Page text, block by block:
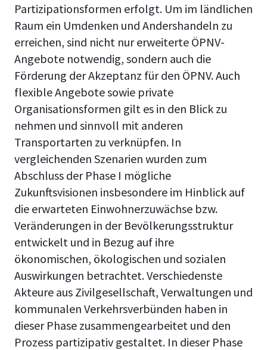
Partizipationsformen erfolgt. Um im ländlichen
Raum ein Umdenken und Andershandeln zu
erreichen, sind nicht nur erweiterte ÖPNV-
Angebote notwendig, sondern auch die
Förderung der Akzeptanz für den ÖPNV. Auch
flexible Angebote sowie private
Organisationsformen gilt es in den Blick zu
nehmen und sinnvoll mit anderen
Transportarten zu verknüpfen. In
vergleichenden Szenarien wurden zum
Abschluss der Phase I mögliche
Zukunftsvisionen insbesondere im Hinblick auf
die erwarteten Einwohnerzuwächse bzw.
Veränderungen in der Bevölkerungsstruktur
entwickelt und in Bezug auf ihre
ökonomischen, ökologischen und sozialen
Auswirkungen betrachtet. Verschiedenste
Akteure aus Zivilgesellschaft, Verwaltungen und
kommunalen Verkehrsverbünden haben in
dieser Phase zusammengearbeitet und den
Prozess partizipativ gestaltet. In dieser Phase